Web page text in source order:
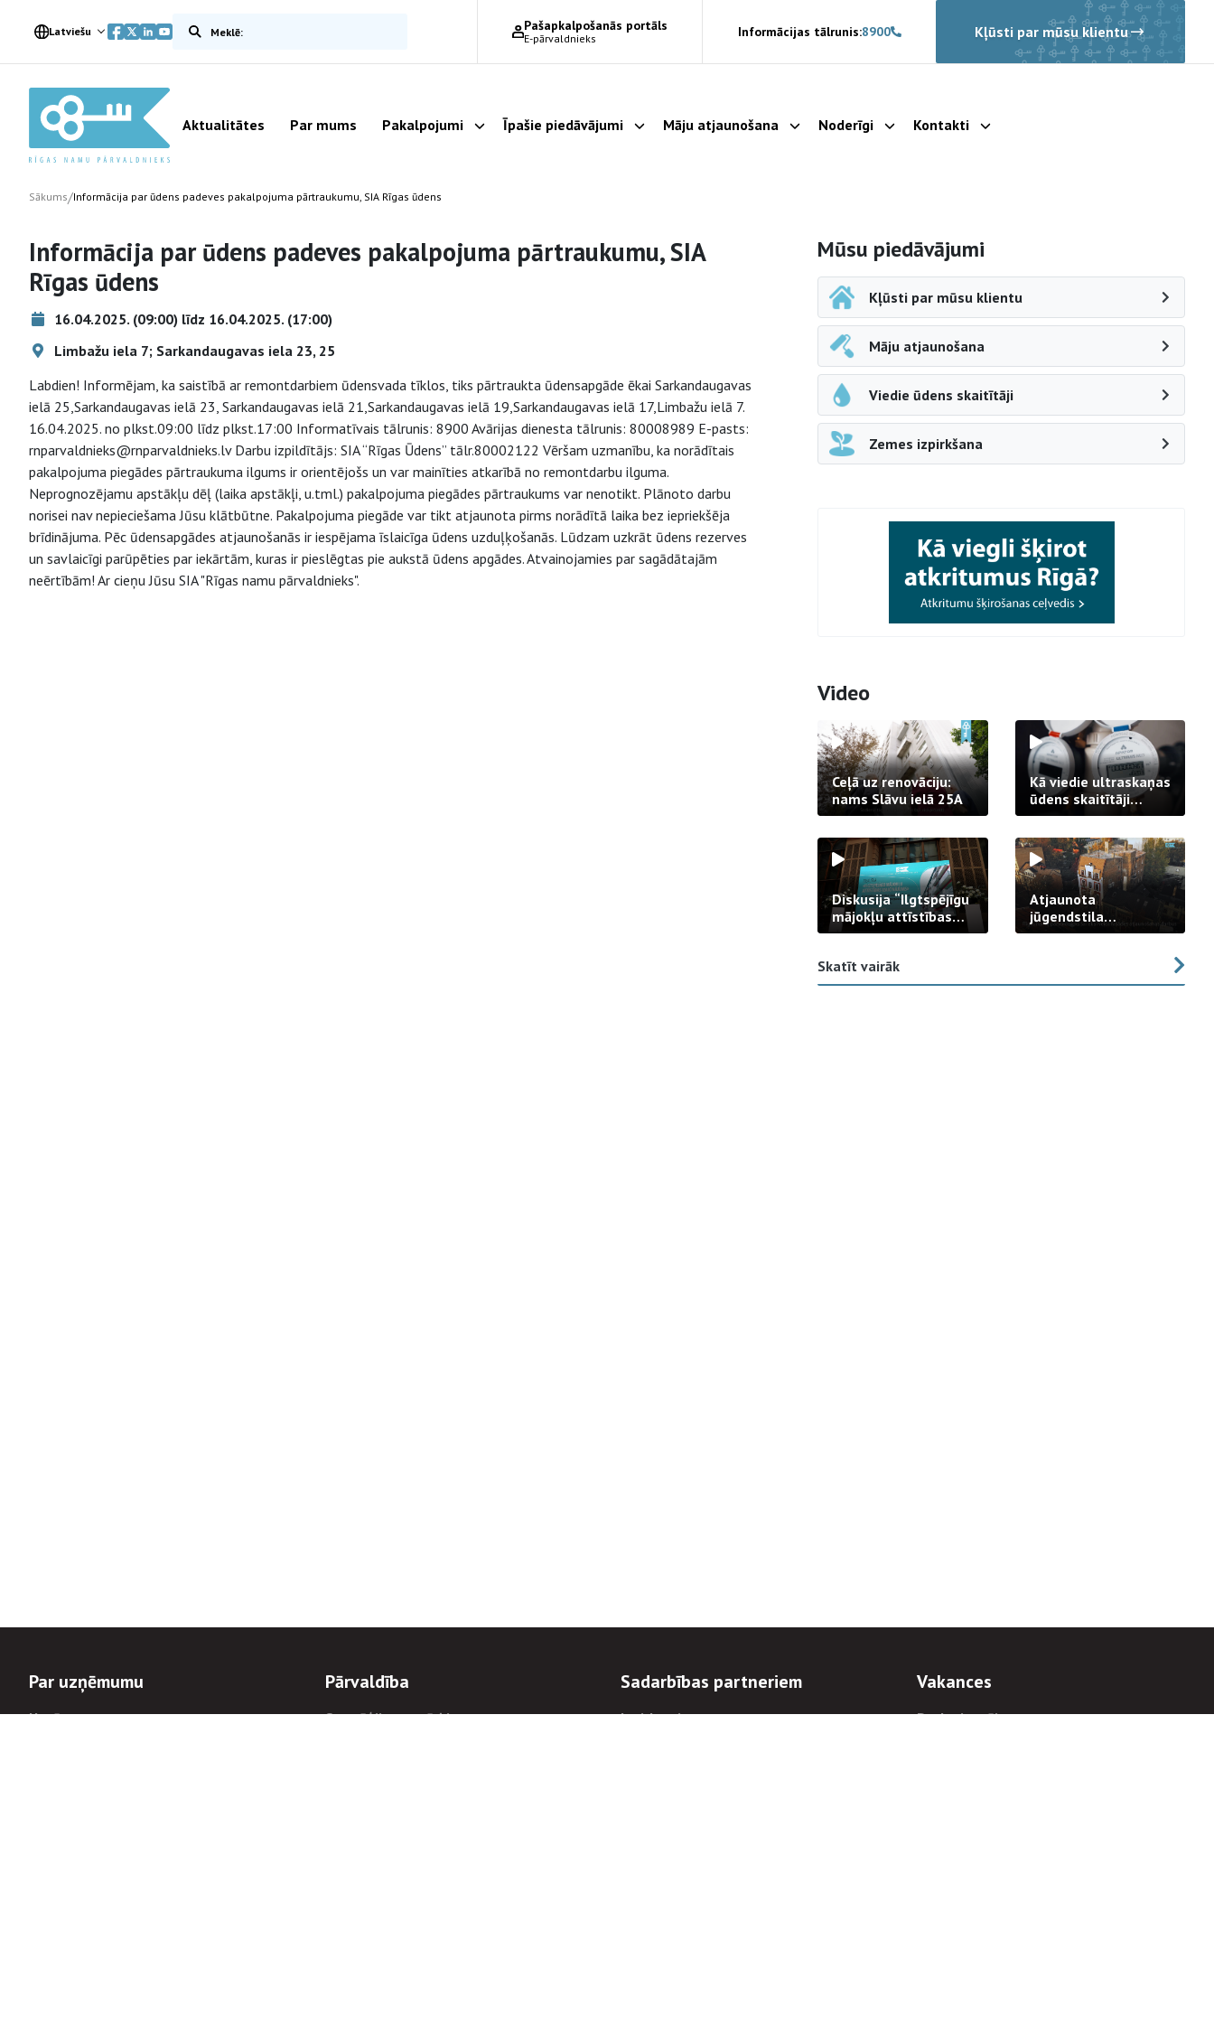
Latviešu Meklēt vietnē Pašapkalpošanās portāls
E-pārvaldnieks Informācijas tālrunis:8900 Kļūsti par mūsu klientu
Aktualitātes Par mums Pakalpojumi Parādīt apakšizvēlni
Īpašie piedāvājumi Parādīt apakšizvēlni
Māju atjaunošana Parādīt apakšizvēlni
Noderīgi Parādīt apakšizvēlni
Kontakti Parādīt apakšizvēlni
Sākums/Informācija par ūdens padeves pakalpojuma pārtraukumu, SIA Rīgas ūdens
Informācija par ūdens padeves pakalpojuma pārtraukumu, SIA
Rīgas ūdens
16.04.2025. (09:00) līdz 16.04.2025. (17:00)
Limbažu iela 7; Sarkandaugavas iela 23, 25
Labdien! Informējam, ka saistībā ar remontdarbiem ūdensvada tīklos, tiks pārtraukta ūdensapgāde ēkai Sarkandaugavas
ielā 25,Sarkandaugavas ielā 23, Sarkandaugavas ielā 21,Sarkandaugavas ielā 19,Sarkandaugavas ielā 17,Limbažu ielā 7.
16.04.2025. no plkst.09:00 līdz plkst.17:00 Informatīvais tālrunis: 8900 Avārijas dienesta tālrunis: 80008989 E-pasts:
rnparvaldnieks@rnparvaldnieks.lv Darbu izpildītājs: SIA “Rīgas Ūdens” tālr.80002122 Vēršam uzmanību, ka norādītais
pakalpojuma piegādes pārtraukuma ilgums ir orientējošs un var mainīties atkarībā no remontdarbu ilguma.
Neprognozējamu apstākļu dēļ (laika apstākļi, u.tml.) pakalpojuma piegādes pārtraukums var nenotikt. Plānoto darbu
norisei nav nepieciešama Jūsu klātbūtne. Pakalpojuma piegāde var tikt atjaunota pirms norādītā laika bez iepriekšēja
brīdinājuma. Pēc ūdensapgādes atjaunošanās ir iespējama īslaicīga ūdens uzduļķošanās. Lūdzam uzkrāt ūdens rezerves
un savlaicīgi parūpēties par iekārtām, kuras ir pieslēgtas pie aukstā ūdens apgādes. Atvainojamies par sagādātajām
neērtībām! Ar cieņu Jūsu SIA "Rīgas namu pārvaldnieks".
Sāna navigācija
Mūsu piedāvājumi
Kļūsti par mūsu klientu
Māju atjaunošana
Viedie ūdens skaitītāji
Zemes izpirkšana
Video
Ceļā uz renovāciju:
nams Slāvu ielā 25A
Kā viedie ultraskaņas
ūdens skaitītāji
strādā praksē
Diskusija “Ilgtspējīgu
mājokļu attīstības
izaicinājums”
Atjaunota
jūgendstila
arhitektūras pērles
Skatīt vairāk
Par uzņēmumu
Uzņēmums
Pārvaldība
Stratēģija un mērķi
Sadarbības partneriem
Iepirkumi
Vakances
Darba iespējas